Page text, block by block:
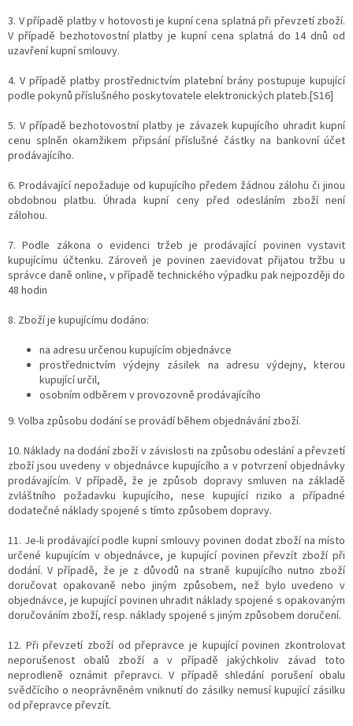
3. V případě platby v hotovosti je kupní cena splatná při převzetí zboží.
V případě bezhotovostní platby je kupní cena splatná do 14 dnů od
uzavření kupní smlouvy.
4. V případě platby prostřednictvím platební brány postupuje kupující
podle pokynů příslušného poskytovatele elektronických plateb.[S16]
5. V případě bezhotovostní platby je závazek kupujícího uhradit kupní
cenu splněn okamžikem připsání příslušné částky na bankovní účet
prodávajícího.
6. Prodávající nepožaduje od kupujícího předem žádnou zálohu či jinou
obdobnou platbu. Úhrada kupní ceny před odesláním zboží není
zálohou.
7. Podle zákona o evidenci tržeb je prodávající povinen vystavit
kupujícímu účtenku. Zároveň je povinen zaevidovat přijatou tržbu u
správce daně online, v případě technického výpadku pak nejpozději do
48 hodin
8. Zboží je kupujícímu dodáno:
na adresu určenou kupujícím objednávce
prostřednictvím výdejny zásilek na adresu výdejny, kterou
kupující určil,
osobním odběrem v provozovně prodávajícího
9. Volba způsobu dodání se provádí během objednávání zboží.
10. Náklady na dodání zboží v závislosti na způsobu odeslání a převzetí
zboží jsou uvedeny v objednávce kupujícího a v potvrzení objednávky
prodávajícím. V případě, že je způsob dopravy smluven na základě
zvláštního požadavku kupujícího, nese kupující riziko a případné
dodatečné náklady spojené s tímto způsobem dopravy.
11. Je-li prodávající podle kupní smlouvy povinen dodat zboží na místo
určené kupujícím v objednávce, je kupující povinen převzít zboží při
dodání. V případě, že je z důvodů na straně kupujícího nutno zboží
doručovat opakovaně nebo jiným způsobem, než bylo uvedeno v
objednávce, je kupující povinen uhradit náklady spojené s opakovaným
doručováním zboží, resp. náklady spojené s jiným způsobem doručení.
12. Při převzetí zboží od přepravce je kupující povinen zkontrolovat
neporušenost obalů zboží a v případě jakýchkoliv závad toto
neprodleně oznámit přepravci. V případě shledání porušení obalu
svědčícího o neoprávněném vniknutí do zásilky nemusí kupující zásilku
od přepravce převzít.